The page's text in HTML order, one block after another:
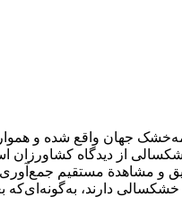
جهان واقع شده و
از دیدگاه
مشاهدة مستقیم جمع‌آوری
دارند،